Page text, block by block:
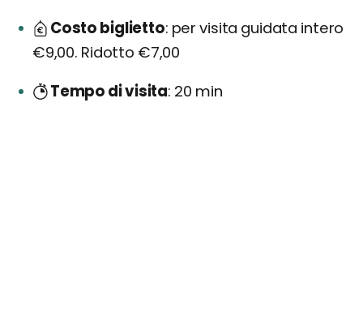
Costo biglietto per visita guidata intero
€9,00. Ridotto €7,00
Tempo di visita 20 min